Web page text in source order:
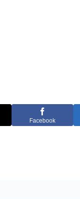
Facebook